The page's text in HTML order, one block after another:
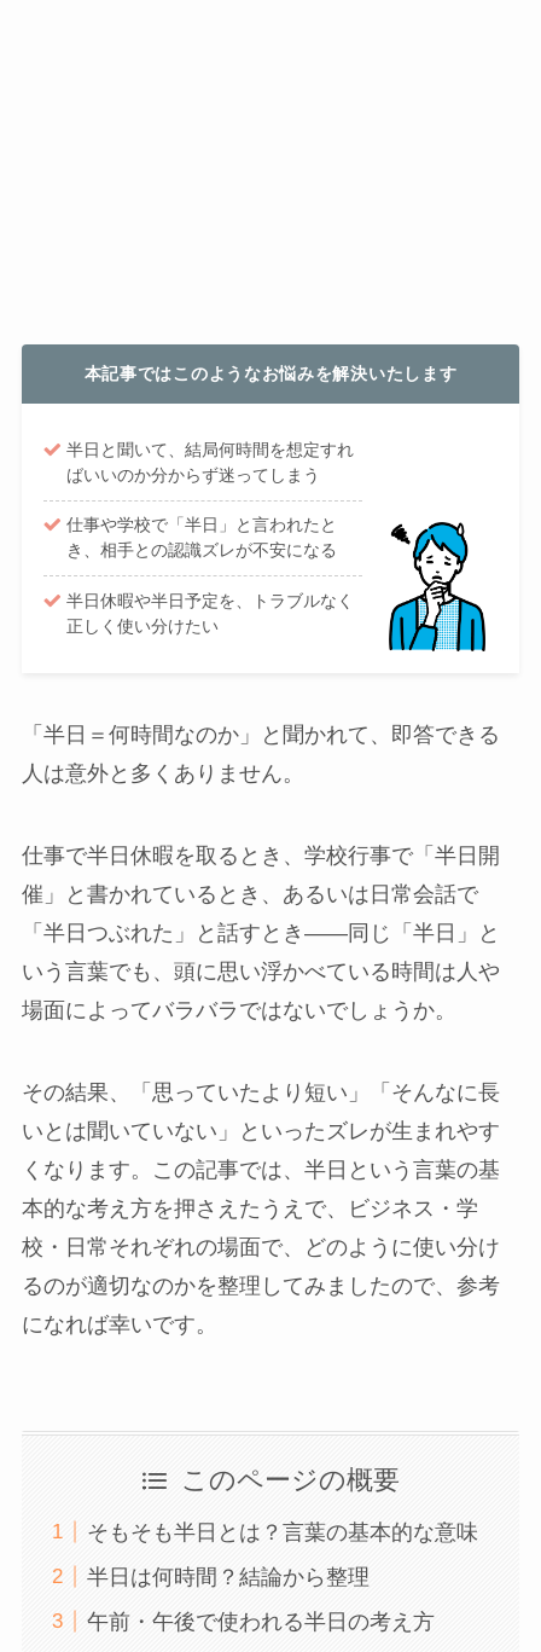
本記事ではこのようなお悩みを解決いたします
半日と聞いて、結局何時間を想定すれ
ばいいのか分からず迷ってしまう
仕事や学校で「半日」と言われたと
き、相手との認識ズレが不安になる
半日休暇や半日予定を、トラブルなく
正しく使い分けたい
「半日＝何時間なのか」と聞かれて、即答できる
人は意外と多くありません。
仕事で半日休暇を取るとき、学校行事で「半日開
催」と書かれているとき、あるいは日常会話で
「半日つぶれた」と話すとき――同じ「半日」と
いう言葉でも、頭に思い浮かべている時間は人や
場面によってバラバラではないでしょうか。
その結果、「思っていたより短い」「そんなに長
いとは聞いていない」といったズレが生まれやす
くなります。この記事では、半日という言葉の基
本的な考え方を押さえたうえで、ビジネス・学
校・日常それぞれの場面で、どのように使い分け
るのが適切なのかを整理してみましたので、参考
になれば幸いです。
このページの概要
そもそも半日とは？言葉の基本的な意味
半日は何時間？結論から整理
午前・午後で使われる半日の考え方